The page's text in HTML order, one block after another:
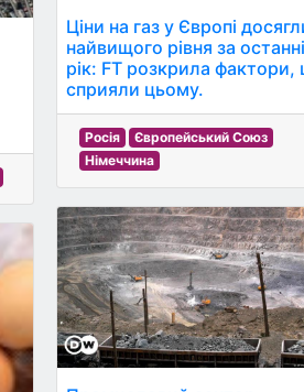
Ціни на газ у Європі
найвищого рівня за
рік: FT розкрила фактори,
сприяли цьому.
Росія
Європейський Союз
Німеччина